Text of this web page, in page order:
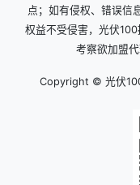
点；如有侵权、错误信
权益不受侵害，光伏
考察欲加盟
Copyright © 光伏